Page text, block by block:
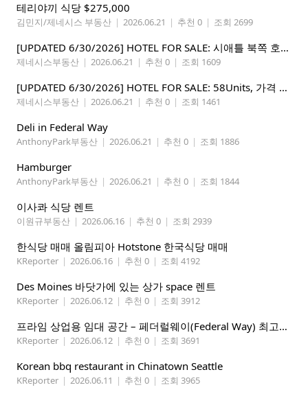
테리야끼 식당 $275,000
김민지/제네시스 부동산 | 2026.06.21 | 추천 0 | 조회 2699
[UPDATED 6/30/2026] HOTEL FOR SALE: 시애틀 북쪽 호텔 – 연매상 200만불, 순수입 80만불, 핵심 입지
제네시스부동산 | 2026.06.21 | 추천 0 | 조회 1609
[UPDATED 6/30/2026] HOTEL FOR SALE: 58Units, 가격 295만불, 연매상 135만불
제네시스부동산 | 2026.06.21 | 추천 0 | 조회 1461
Deli in Federal Way
AnthonyPark부동산 | 2026.06.21 | 추천 0 | 조회 1886
Hamburger
AnthonyPark부동산 | 2026.06.21 | 추천 0 | 조회 1844
이사콰 식당 렌트
이원규부동산 | 2026.06.16 | 추천 0 | 조회 2939
한식당 매매 올림피아 Hotstone 한국식당 매매
KReporter | 2026.06.16 | 추천 0 | 조회 4192
Des Moines 바닷가에 있는 상가 space 렌트
KReporter | 2026.06.12 | 추천 0 | 조회 3912
프라임 상업용 임대 공간 – 페더럴웨이(Federal Way) 최고의 가시성 입지
KReporter | 2026.06.12 | 추천 0 | 조회 3691
Korean bbq restaurant in Chinatown Seattle
KReporter | 2026.06.11 | 추천 0 | 조회 3965